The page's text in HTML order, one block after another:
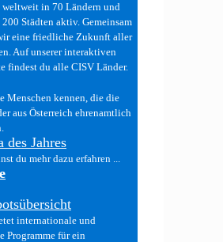
weltweit in 70 Ländern und
200 Städten aktiv. Gemeinsam
eine friedliche Zukunft aller
Auf unserer interaktiven
findest du alle CISV Länder.
Menschen kennen, die die
aus Österreich ehrenamtlich
des Jahres
du mehr dazu erfahren ...
internationale und
Programme für ein